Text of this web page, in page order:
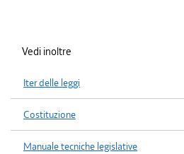
Vedi inoltre
Iter delle leggi
Costituzione
Manuale tecniche legislative